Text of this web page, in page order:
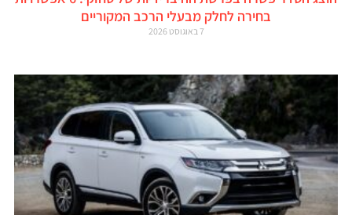
בחירה לחלק מבעלי הרכב המקוריים
7 באוגוסט 2026